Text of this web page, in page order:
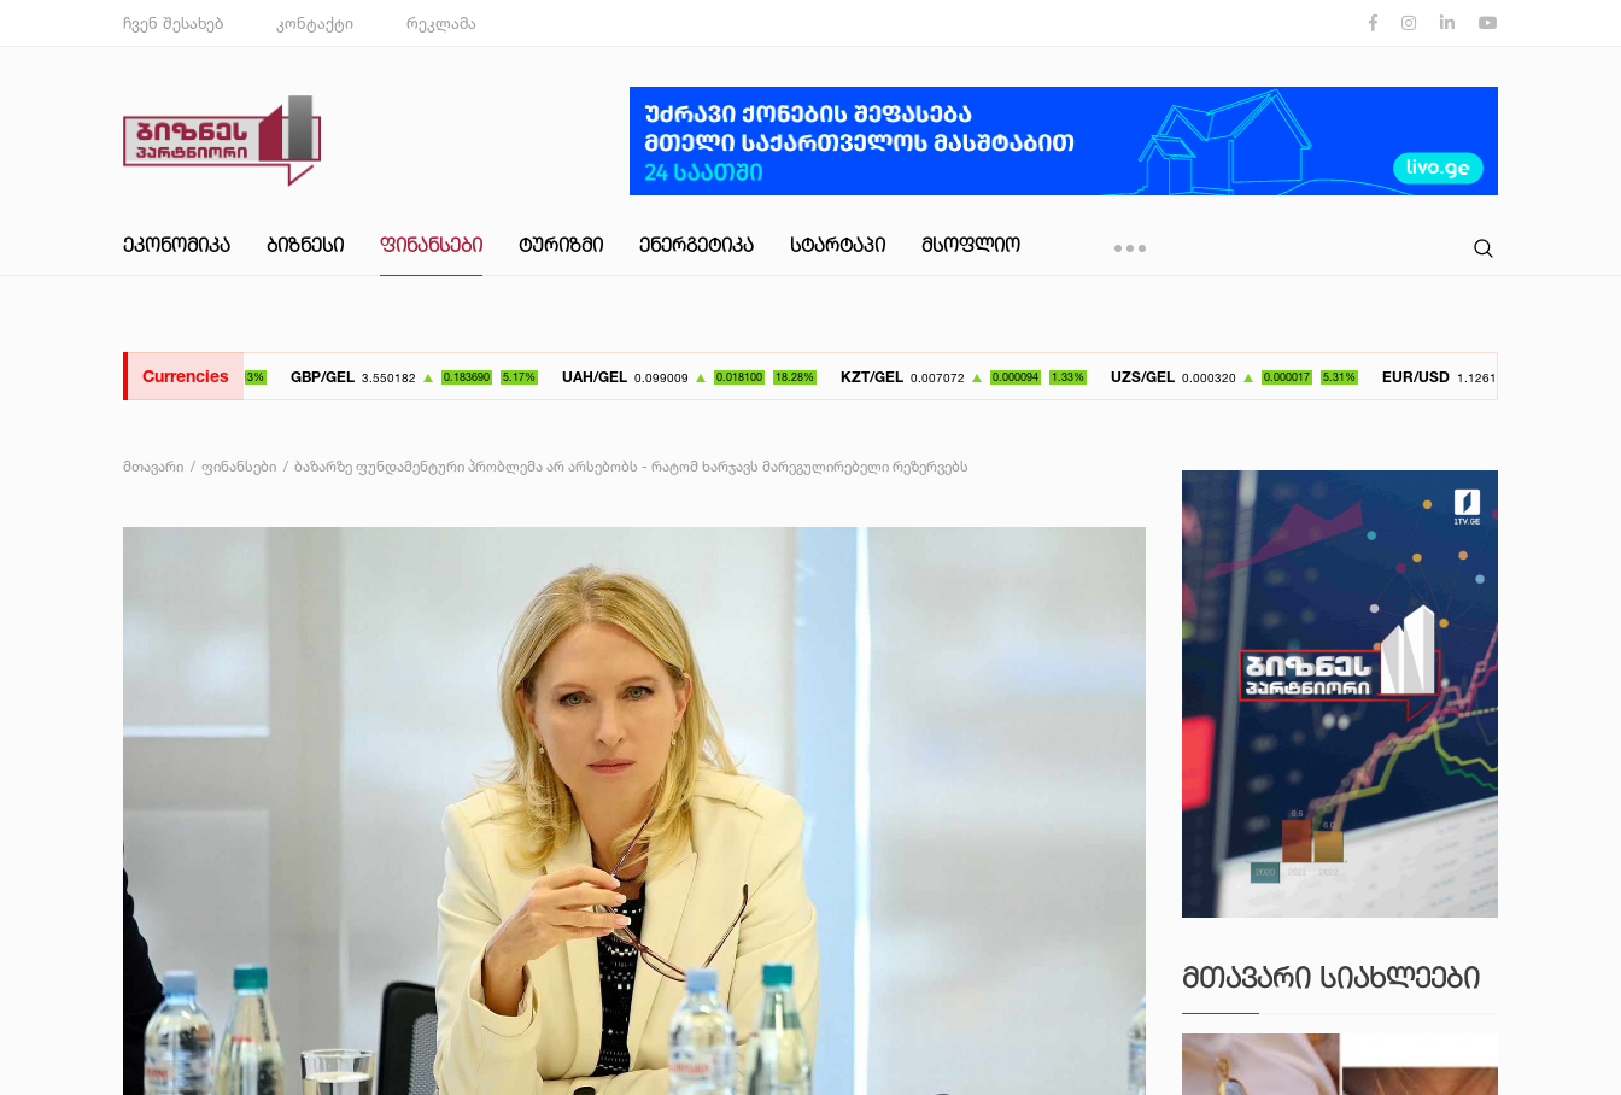
ჩვენ შესახებ კონტაქტი რეკლამა
ᲔᲙᲝᲜᲝᲛᲘᲙᲐ ᲑᲘᲖᲜᲔᲡᲘ ᲤᲘᲜᲐᲜᲡᲔᲑᲘ ᲢᲣᲠᲘᲖᲛᲘ ᲔᲜᲔᲠᲒᲔᲢᲘᲙᲐ ᲡᲢᲐᲠᲢᲐᲞᲘ ᲛᲡᲝᲤᲚᲘᲝ
CurrenciesGBP/GEL 3.550182 0.183690 5.17% UAH/GEL 0.099009 0.018100 18.28% KZT/GEL 0.007072 0.000094 1.33% UZS/GEL 0.000320 0.000017 5.31% EUR/USD 1.126150 -0.049800
მთავარი ფინანსები ბაზარზე ფუნდამენტური პრობლემა არ არსებობს - რატომ ხარჯავს მარეგულირებელი რეზერვებს
ᲛᲗᲐᲕᲐᲠᲘ ᲡᲘᲐᲮᲚᲔᲔᲑᲘ